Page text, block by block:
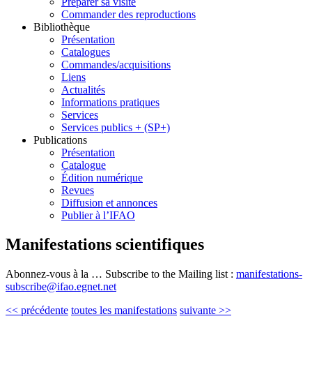
Commander des reproductions
Bibliothèque
Présentation
Catalogues
Commandes/acquisitions
Liens
Actualités
Informations pratiques
Services
Services publics + (SP+)
Publications
Présentation
Catalogue
Édition numérique
Revues
Diffusion et annonces
Publier à l’IFAO
Manifestations scientifiques
Abonnez-vous à la … Subscribe to the Mailing list : manifestations-
subscribe@ifao.egnet.net
<< précédente toutes les manifestations suivante >>